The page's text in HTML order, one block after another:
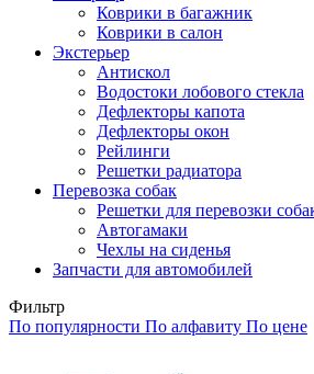
Коврики в багажник
Коврики в салон
Экстерьер
Антискол
Водостоки лобового стекла
Дефлекторы капота
Дефлекторы окон
Рейлинги
Решетки радиатора
Перевозка собак
Решетки для перевозки
Автогамаки
Чехлы на сиденья
Запчасти для автомобилей
Фильтр
По популярности По алфавиту По цене